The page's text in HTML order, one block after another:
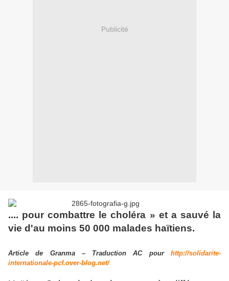
Publicité
.... pour combattre le choléra » et a sauvé la
vie d'au moins 50 000 malades haïtiens.
Article de Granma – Traduction AC pour http://solidarite-
internationale-pcf.over-blog.net/